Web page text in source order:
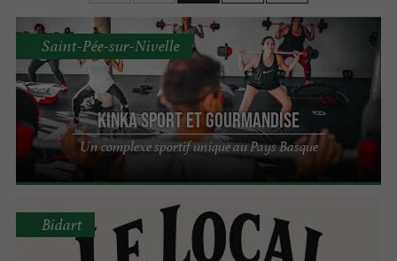
Kinka Sport et Gourmandise
Un complexe sportif unique au Pays Basque
Saint-Pée-sur-Nivelle
Bidart